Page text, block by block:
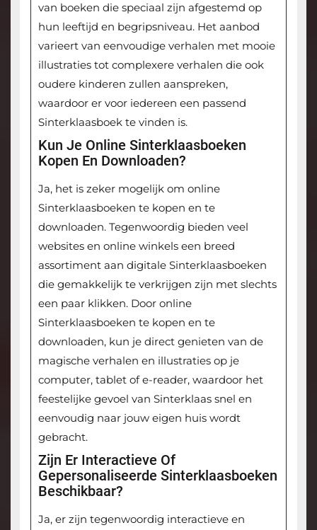
van boeken die speciaal zijn afgestemd op
hun leeftijd en begripsniveau. Het aanbod
varieert van eenvoudige verhalen met mooie
illustraties tot complexere verhalen die ook
oudere kinderen zullen aanspreken,
waardoor er voor iedereen een passend
Sinterklaasboek te vinden is.
Kun Je Online Sinterklaasboeken
Kopen En Downloaden?
Ja, het is zeker mogelijk om online
Sinterklaasboeken te kopen en te
downloaden. Tegenwoordig bieden veel
websites en online winkels een breed
assortiment aan digitale Sinterklaasboeken
die gemakkelijk te verkrijgen zijn met slechts
een paar klikken. Door online
Sinterklaasboeken te kopen en te
downloaden, kun je direct genieten van de
magische verhalen en illustraties op je
computer, tablet of e-reader, waardoor het
feestelijke gevoel van Sinterklaas snel en
eenvoudig naar jouw eigen huis wordt
gebracht.
Zijn Er Interactieve Of
Gepersonaliseerde Sinterklaasboeken
Beschikbaar?
Ja, er zijn tegenwoordig interactieve en